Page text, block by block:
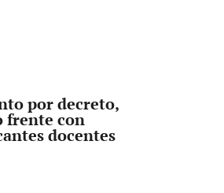
por decreto,
frente con
docentes